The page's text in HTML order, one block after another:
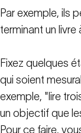
Par exemple, ils
terminant un
Fixez quelques
qui soient
exemple, "lire
un objectif que
Pour ce faire,